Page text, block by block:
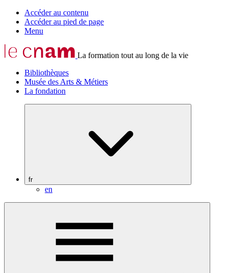
Accéder au contenu
Accéder au pied de page
Menu
La formation tout au long de la vie
Bibliothèques
Musée des Arts & Métiers
La fondation
fr
en